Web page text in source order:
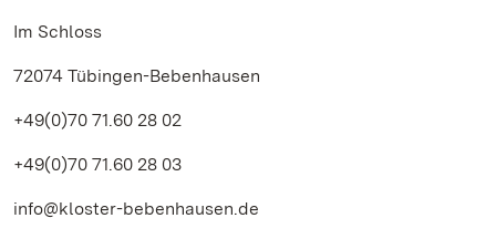
Im Schloss
72074 Tübingen-Bebenhausen
+49(0)70 71.60 28 02
+49(0)70 71.60 28 03
info@kloster-bebenhausen.de